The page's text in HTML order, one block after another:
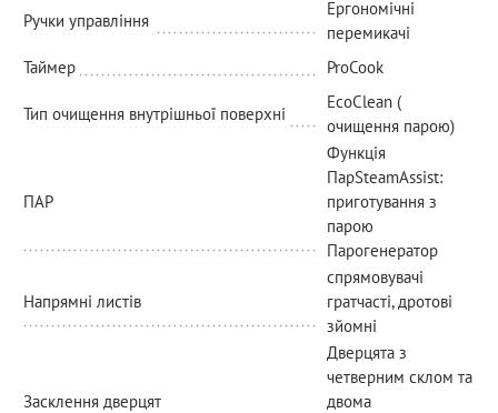
Ручки управління
Ергономічні
перемикачі
Таймер
ProCook
Тип очищення внутрішньої поверхні
EcoClean (
очищення парою)
ПАР
Функція
ПарSteamAssist:
приготування з
парою
Парогенератор
Напрямні листів
спрямовувачі
гратчасті, дротові
зйомні
Засклення дверцят
Дверцята з
четверним склом та
двома